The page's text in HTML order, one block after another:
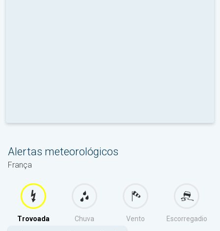
Alertas meteorológicos
França
Trovoada Chuva Vento Escorregadio